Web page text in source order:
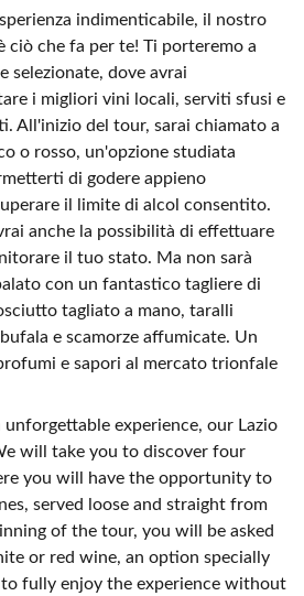
indimenticabile, il nostro
ciò che fa per te! Ti porteremo a
selezionate, dove avrai
i migliori vini locali, serviti sfusi e
All'inizio del tour, sarai chiamato a
o rosso, un'opzione studiata
di godere appieno
il limite di alcol consentito.
anche la possibilità di effettuare
il tuo stato. Ma non sarà
con un fantastico tagliere di
tagliato a mano, taralli
e scamorze affumicate. Un
e sapori al mercato trionfale
experience, our Lazio
will take you to discover four
you will have the opportunity to
served loose and straight from
of the tour, you will be asked
or red wine, an option specially
fully enjoy the experience without